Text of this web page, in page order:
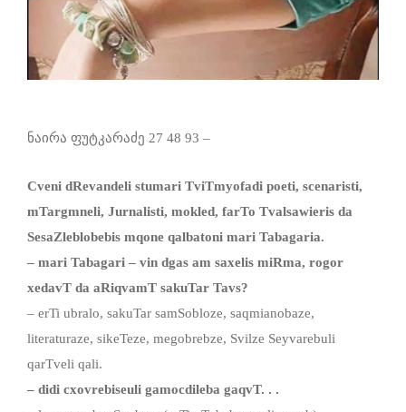
ნაირა ფუტკარაძე 27 48 93 –
Cveni dRevandeli stumari TviTmyofadi poeti, scenaristi,
mTargmneli, Jurnalisti, mokled, farTo Tvalsawieris da
SesaZleblobebis mqone qalbatoni mari Tabagaria.
– mari Tabagari – vin dgas am saxelis miRma, rogor
xedavT da aRiqvamT sakuTar Tavs?
– erTi ubralo, sakuTar samSobloze, saqmianobaze,
literaturaze, sikeTeze, megobrebze, Svilze Seyvarebuli
qarTveli qali.
– didi cxovrebiseuli gamocdileba gaqvT. . .